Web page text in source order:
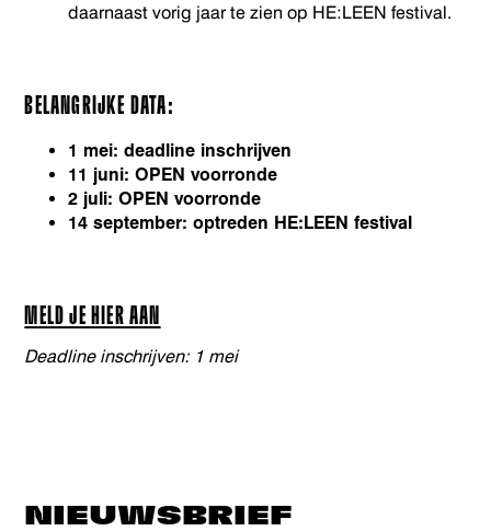
daarnaast vorig jaar te zien op HE:LEEN festival.
BELANGRIJKE DATA:
1 mei: deadline inschrijven
11 juni: OPEN voorronde
2 juli: OPEN voorronde
14 september: optreden HE:LEEN festival
MELD JE HIER AAN
Deadline inschrijven: 1 mei
NIEUWSBRIEF